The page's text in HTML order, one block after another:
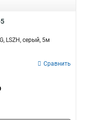
LSZH, серый, 5м
Сравнить